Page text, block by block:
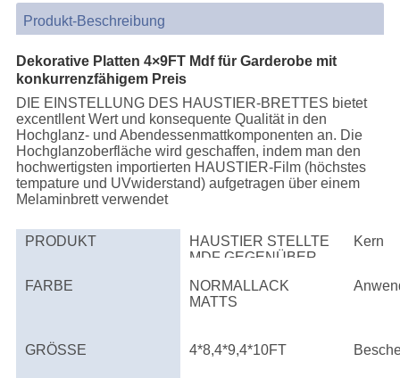
PRIVACY
Produkt-Beschreibung
Dekorative Platten 4×9FT Mdf für Garderobe mit
konkurrenzfähigem Preis
DIE EINSTELLUNG DES HAUSTIER-BRETTES bietet
excentllent Wert und konsequente Qualität in den
Hochglanz- und Abendessenmattkomponenten an. Die
Hochglanzoberfläche wird geschaffen, indem man den
hochwertigsten importierten HAUSTIER-Film (höchstes
tempature und UVwiderstand) aufgetragen über einem
Melaminbrett verwendet
PRODUKT
HAUSTIER STELLTE
MDF GEGENÜBER
Kern
FARBE
NORMALLACK
MATTS
GRÖSSE 4*8,4*9,4*10FT